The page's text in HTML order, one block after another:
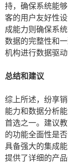
持，确保系统能
客的用户友好性
成能力则确保系
数据的完整性和
机构进行数据驱
总结和建议
综上所述，纷享
能力和数据分析
首选之一。建议
的功能全面性是
具备强大的集成
提供了详细的产